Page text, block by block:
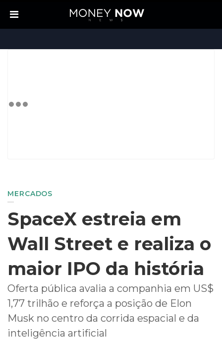
MERCADOS
SpaceX estreia em
Wall Street e realiza o
maior IPO da história
Oferta pública avalia a companhia em US$
1,77 trilhão e reforça a posição de Elon
Musk no centro da corrida espacial e da
inteligência artificial